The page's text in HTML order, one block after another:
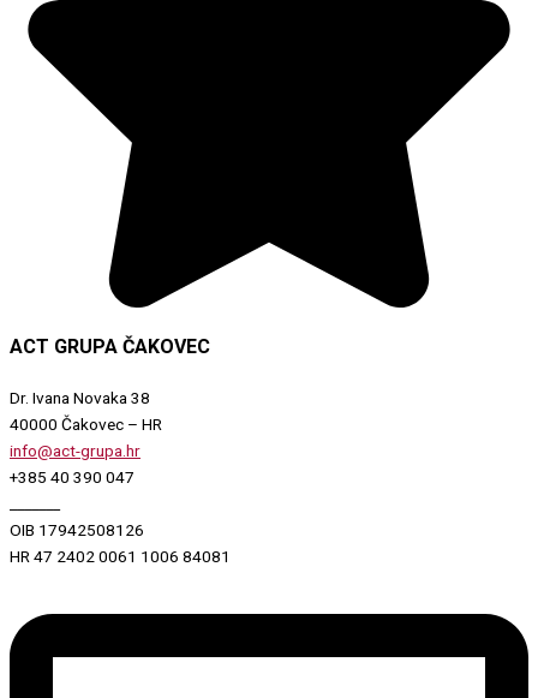
ACT GRUPA ČAKOVEC
Dr. Ivana Novaka 38
40000 Čakovec – HR
info@act-grupa.hr
+385 40 390 047
OIB 17942508126
HR 47 2402 0061 1006 84081